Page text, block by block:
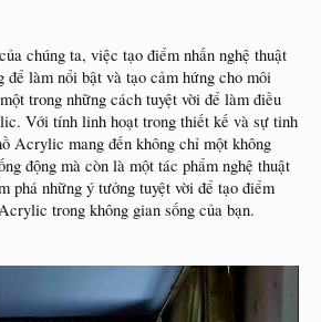
chúng ta, việc tạo điểm nhấn nghệ thuật
để làm nổi bật và tạo cảm hứng cho môi
trong những cách tuyệt vời để làm điều
Với tính linh hoạt trong thiết kế và sự tinh
Acrylic mang đến không chỉ một không
động mà còn là một tác phẩm nghệ thuật
phá những ý tưởng tuyệt vời để tạo điểm
trong không gian sống của bạn.